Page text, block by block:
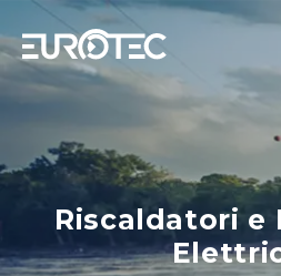
TELECONTROLLO
SERVIZI
EUROTEC
Riscaldatori e